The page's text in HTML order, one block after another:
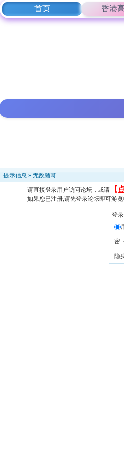
首页 香港
提示信息 » 无敌猪哥
请直接登录用户访问论坛，或请 【
如果您已注册,请先登录论坛即可游
登录
密
隐